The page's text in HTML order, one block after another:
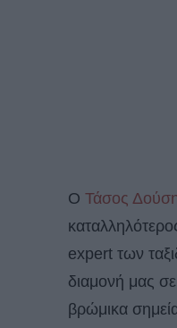
Ο Τάσος
expert των
διαμονή μας
βρώμικα